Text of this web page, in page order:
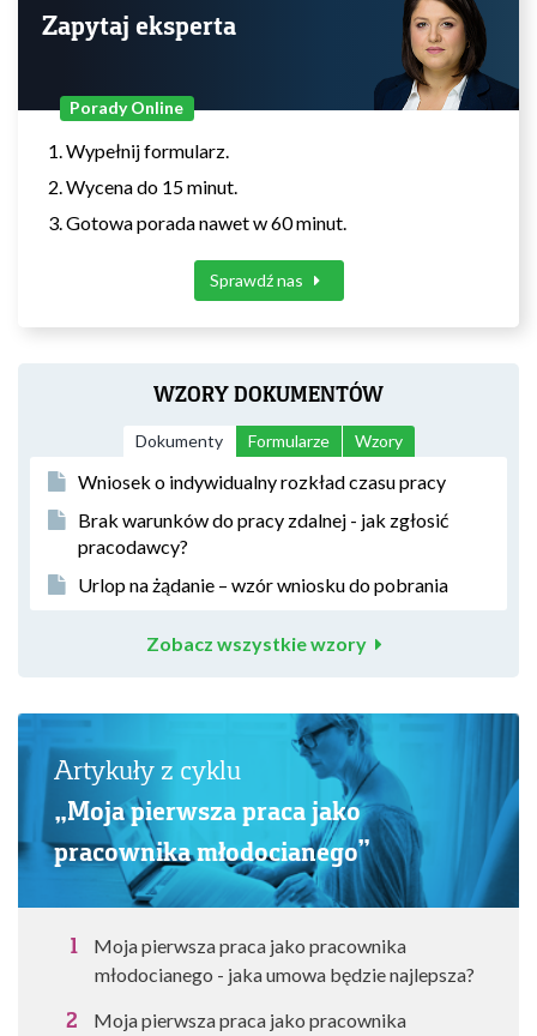
Zapytaj eksperta
Porady Online
Wypełnij formularz.
Wycena do 15 minut.
Gotowa porada nawet w 60 minut.
Sprawdź nas
WZORY DOKUMENTÓW
Dokumenty Formularze Wzory
Wniosek o indywidualny rozkład czasu pracy
Brak warunków do pracy zdalnej - jak zgłosić
pracodawcy?
Urlop na żądanie – wzór wniosku do pobrania
Zobacz wszystkie wzory
Artykuły z cyklu
„Moja pierwsza praca jako
pracownika młodocianego”
Moja pierwsza praca jako pracownika
młodocianego - jaka umowa będzie najlepsza?
Moja pierwsza praca jako pracownika